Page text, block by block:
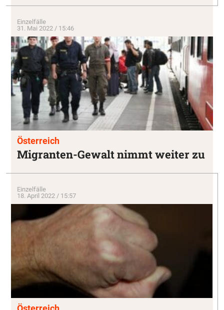
Einzelfälle
31. Mai 2022 / 15:46
Österreich
Migranten-Gewalt nimmt weiter zu
Einzelfälle
18. April 2022 / 15:57